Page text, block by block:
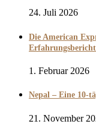
24. Juli 2026
Die American
1. Februar 2026
Nepal – Eine 10-
21. November